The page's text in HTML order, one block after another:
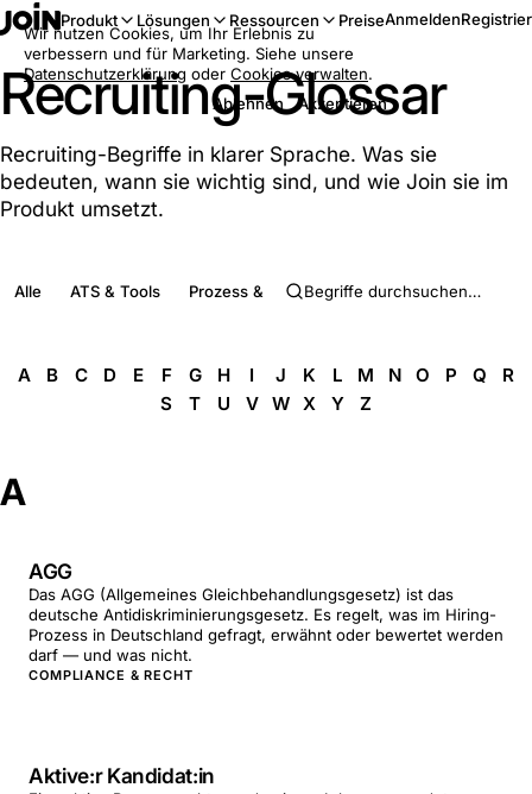
Produkt Lösungen Ressourcen PreiseAnmelden
Recruiting-Glossar
Recruiting-Begriffe in klarer Sprache. Was sie
bedeuten, wann sie wichtig sind, und wie Join sie im
Produkt umsetzt.
Alle ATS & Tools Prozess & Phasen Rollen & Menschen
A B C D E F G H I J K L M N O P Q
R
S
T U V W X Y Z
A
AGG
Das AGG (Allgemeines Gleichbehandlungsgesetz) ist das
deutsche Antidiskriminierungsgesetz. Es regelt, was im Hiring-
Prozess in Deutschland gefragt, erwähnt oder bewertet werden
darf — und was nicht.
COMPLIANCE & RECHT
Aktive:r Kandidat:in
Wir nutzen Cookies, um Ihr Erlebnis zu
verbessern und für Marketing. Siehe unsere
Datenschutzerklärung oder Cookies verwalten.
Ablehnen
Akzeptieren